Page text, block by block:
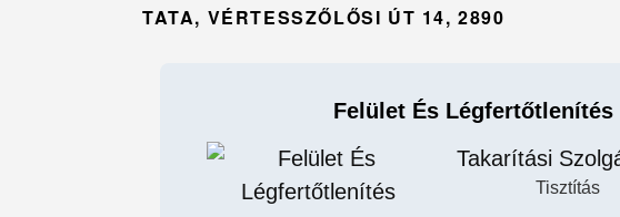
TATA, VÉRTESSZŐLŐSI ÚT 14, 2890
Felület És Légfertőtlenítés
Takarítási
Tisztítás